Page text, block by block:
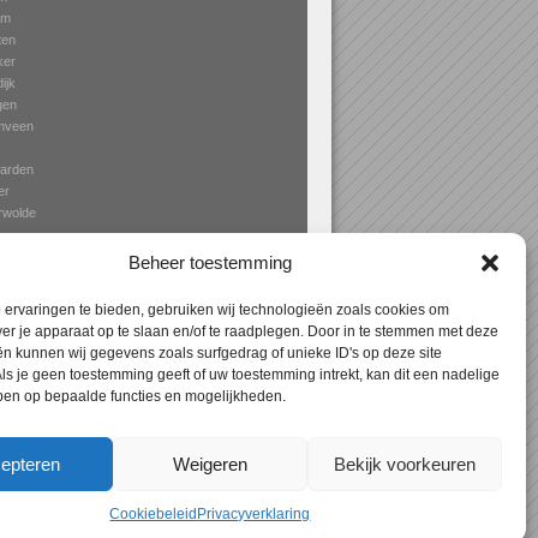
Beheer toestemming
ervaringen te bieden, gebruiken wij technologieën zoals cookies om
je apparaat op te slaan en/of te raadplegen. Door in te stemmen met deze
kunnen wij gegevens zoals surfgedrag of unieke ID's op deze site
je geen toestemming geeft of uw toestemming intrekt, kan dit een nadelige
op bepaalde functies en mogelijkheden.
Weigeren Bekijk voorkeuren
Cookiebeleid Privacyverklaring
> Aanbouw Leeuwarden – specialist in
erkers en veranda’s!